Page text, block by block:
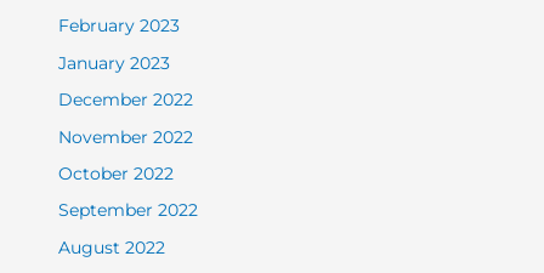
February 2023
January 2023
December 2022
November 2022
October 2022
September 2022
August 2022